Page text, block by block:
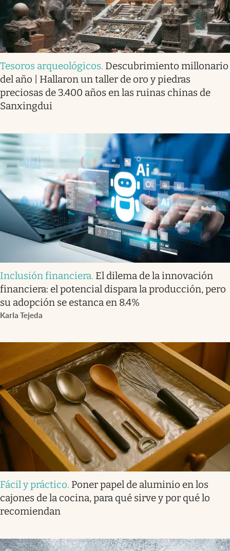
Tesoros arqueológicos. Descubrimiento millonario
del año | Hallaron un taller de oro y piedras
preciosas de 3.400 años en las ruinas chinas de
Sanxingdui
Inclusión financiera. El dilema de la innovación
financiera: el potencial dispara la producción, pero
su adopción se estanca en 8.4%
Karla Tejeda
Fácil y práctico. Poner papel de aluminio en los
cajones de la cocina, para qué sirve y por qué lo
recomiendan